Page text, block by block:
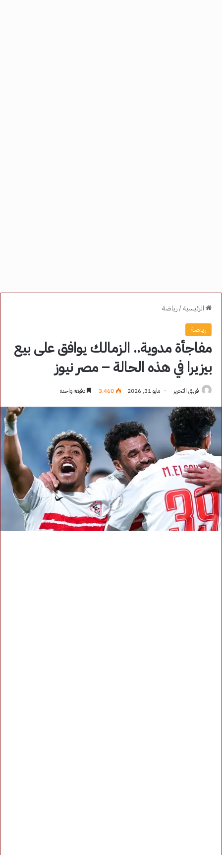
الرئيسية/رياضة
رياضة
مفاجأة مدوية.. الزمالك يوافق على بيع
بيزيرا في هذه الحالة – مصر نيوز
فريق التحرير مايو 31, 2026 3٬460 دقيقة واحدة